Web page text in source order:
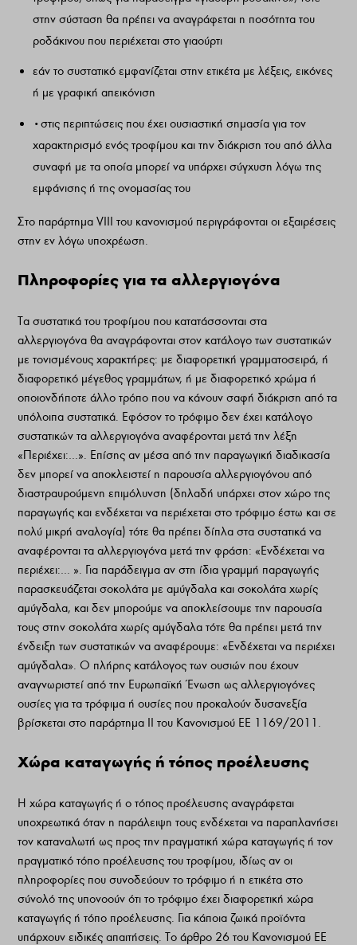
στην σύσταση θα πρέπει να αναγράφεται η ποσότητα του
ροδάκινου που περιέχεται στο γιαούρτι
εάν το συστατικό εμφανίζεται στην ετικέτα με λέξεις, εικόνες
ή με γραφική απεικόνιση
•στις περιπτώσεις που έχει ουσιαστική σημασία για τον
χαρακτηρισμό ενός τροφίμου και την διάκριση του από άλλα
συναφή με τα οποία μπορεί να υπάρχει σύγχυση λόγω της
εμφάνισης ή της ονομασίας του
Στο παράρτημα VIII του κανονισμού περιγράφονται οι εξαιρέσεις
στην εν λόγω υποχρέωση.
Πληροφορίες για τα αλλεργιογόνα
Τα συστατικά του τροφίμου που κατατάσσονται στα
αλλεργιογόνα θα αναγράφονται στον κατάλογο των συστατικών
με τονισμένους χαρακτήρες: με διαφορετική γραμματοσειρά, ή
διαφορετικό μέγεθος γραμμάτων, ή με διαφορετικό χρώμα ή
οποιονδήποτε άλλο τρόπο που να κάνουν σαφή διάκριση από τα
υπόλοιπα συστατικά. Εφόσον το τρόφιμο δεν έχει κατάλογο
συστατικών τα αλλεργιογόνα αναφέρονται μετά την λέξη
«Περιέχει:…». Επίσης αν μέσα από την παραγωγική διαδικασία
δεν μπορεί να αποκλειστεί η παρουσία αλλεργιογόνου από
διαστραυρούμενη επιμόλυνση (δηλαδή υπάρχει στον χώρο της
παραγωγής και ενδέχεται να περιέχεται στο τρόφιμο έστω και σε
πολύ μικρή αναλογία) τότε θα πρέπει δίπλα στα συστατικά να
αναφέρονται τα αλλεργιογόνα μετά την φράση: «Ενδέχεται να
περιέχει:… ». Για παράδειγμα αν στη ίδια γραμμή παραγωγής
παρασκευάζεται σοκολάτα με αμύγδαλα και σοκολάτα χωρίς
αμύγδαλα, και δεν μπορούμε να αποκλείσουμε την παρουσία
τους στην σοκολάτα χωρίς αμύγδαλα τότε θα πρέπει μετά την
ένδειξη των συστατικών να αναφέρουμε: «Ενδέχεται να περιέχει
αμύγδαλα». Ο πλήρης κατάλογος των ουσιών που έχουν
αναγνωριστεί από την Ευρωπαϊκή Ένωση ως αλλεργιογόνες
ουσίες για τα τρόφιμα ή ουσίες που προκαλούν δυσανεξία
βρίσκεται στο παράρτημα II του Κανονισμού ΕΕ 1169/2011.
Χώρα καταγωγής ή τόπος προέλευσης
Η χώρα καταγωγής ή ο τόπος προέλευσης αναγράφεται
υποχρεωτικά όταν η παράλειψη τους ενδέχεται να παραπλανήσει
τον καταναλωτή ως προς την πραγματική χώρα καταγωγής ή τον
πραγματικό τόπο προέλευσης του τροφίμου, ιδίως αν οι
πληροφορίες που συνοδεύουν το τρόφιμο ή η ετικέτα στο
σύνολό της υπονοούν ότι το τρόφιμο έχει διαφορετική χώρα
καταγωγής ή τόπο προέλευσης. Για κάποια ζωικά προϊόντα
υπάρχουν ειδικές απαιτήσεις. Το άρθρο 26 του Κανονισμού ΕΕ